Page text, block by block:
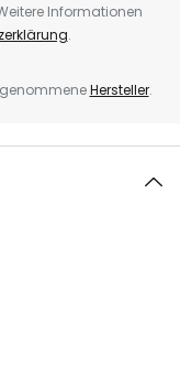
Informationen
.
Hersteller.